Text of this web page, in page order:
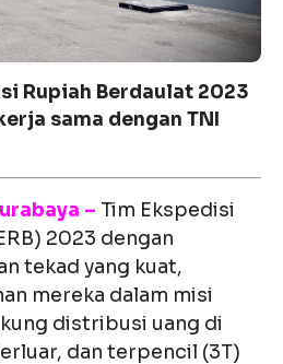
Rupiah Berdaulat 2023
sama dengan TNI
– Tim Ekspedisi
2023 dengan
tekad yang kuat,
mereka dalam misi
distribusi uang di
dan terpencil (3T)